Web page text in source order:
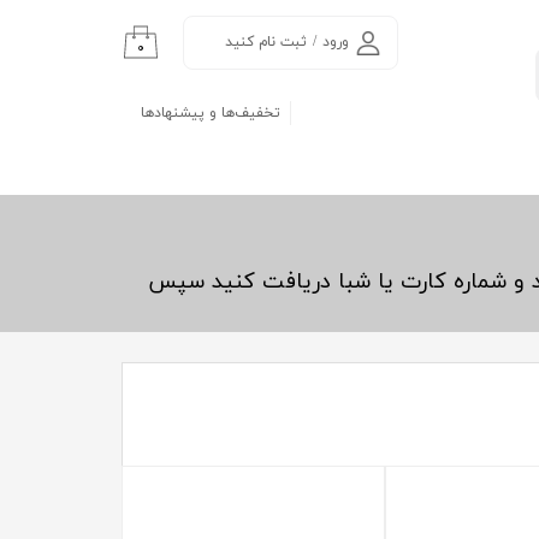
ورود / ثبت نام کنید
تغییر گذر واژه
۰
تخفیف‌ها و پیشنهادها
و شماره کارت یا شبا دریافت کنید سپس